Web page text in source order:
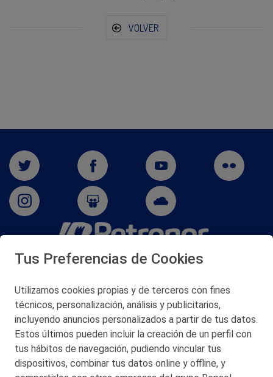
VOLVER
San Martín 5-Edificio Muñatones,
© 2026 Petronor S.A.
CONTACTO
Tus Preferencias de Cookies
Utilizamos cookies propias y de terceros con fines
técnicos, personalización, análisis y publicitarios,
incluyendo anuncios personalizados a partir de tus datos.
Estos últimos pueden incluir la creación de un perfil con
tus hábitos de navegación, pudiendo vincular tus
dispositivos, combinar tus datos online y offline, y